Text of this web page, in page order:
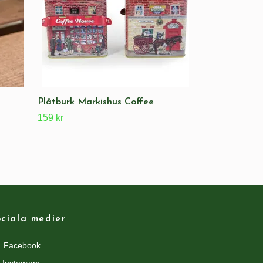
Plåtburk Markishus Coffee
159 kr
medier
Facebook